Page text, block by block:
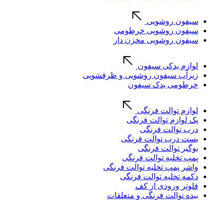
سیفون روشویی
سیفون روشویی خرطومی
سیفون روشویی مخزن دار
لوازم یدکی سیفون
زیرآب سیفون روشویی و ظرفشویی
خرطومی یدک سیفون
لوازم توالت فرنگی
پک لوازم توالت فرنگی
درب توالت فرنگی
بست درب توالت فرنگی
بوگیر توالت فرنگی
پمپ تخلیه توالت فرنگی
واشر پمپ تخلیه توالت فرنگی
دکمه تخلیه توالت فرنگی
فلوتر ورودی از کف
بیده توالت فرنگی و متعلقات